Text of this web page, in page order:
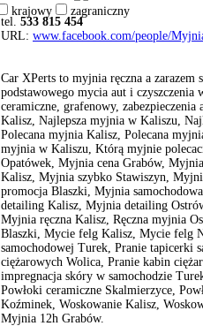
krajowy zagraniczny
tel. 533 815 454
URL: www.facebook.com/people/
Car XPerts to myjnia ręczna a zarazem
podstawowego mycia aut i czyszczenia
ceramiczne, grafenowy,
Kalisz, Najlepsza myjnia w Kaliszu,
Polecana myjnia Kalisz, Polecana
myjnia w Kaliszu, Którą myjnie
Opatówek, Myjnia cena Grabów,
Kalisz, Myjnia szybko Stawiszyn,
promocja Blaszki, Myjnia
detailing Kalisz, Myjnia detailing
Myjnia ręczna Kalisz, Ręczna myjnia
Blaszki, Mycie felg Kalisz, Mycie felg
samochodowej Turek, Pranie tapicerki
ciężarowych Wolica, Pranie kabin
impregnacja skóry w samochodzie
Powłoki ceramiczne Skalmierzyce,
Koźminek, Woskowanie Kalisz,
Myjnia 12h Grabów.